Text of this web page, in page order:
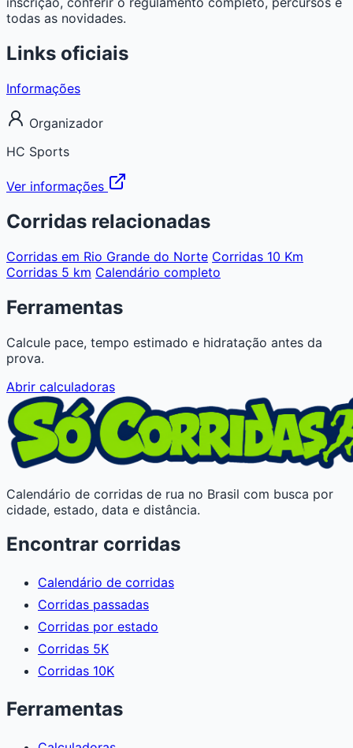
todas as novidades.
Links oficiais
Informações
Organizador
HC Sports
Ver informações
Corridas relacionadas
Corridas em Rio Grande do Norte Corridas 10 Km
Corridas 5 km Calendário completo
Ferramentas
Calcule pace, tempo estimado e hidratação antes da
prova.
Abrir calculadoras
Calendário de corridas de rua no Brasil com busca por
cidade, estado, data e distância.
Encontrar corridas
Calendário de corridas
Corridas passadas
Corridas por estado
Corridas 5K
Corridas 10K
Ferramentas